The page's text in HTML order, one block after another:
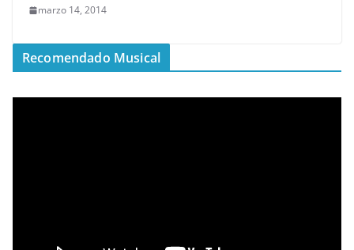
marzo 14, 2014
Recomendado Musical